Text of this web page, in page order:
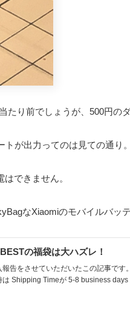
たり前でしょうが、500円の
が出力ってのは見ての通り。
できません。
なXiaomiのモバイルバッ
の福袋は大ハズレ！
報告をさせていただいたこの記事で
は Shipping Timeが 5-8 business